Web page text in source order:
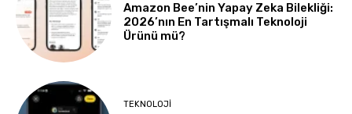
Amazon Bee’nin Yapay Zeka Bilekliği:
2026’nın En Tartışmalı Teknoloji
Ürünü mü?
TEKNOLOJI